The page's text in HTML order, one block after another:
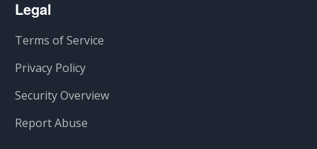
Legal
Terms of Service
Privacy Policy
Security Overview
Report Abuse